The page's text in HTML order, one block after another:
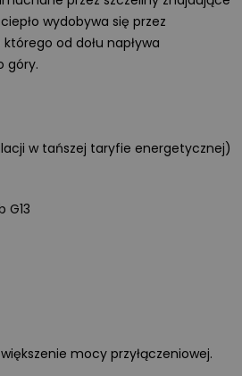
wydobywa się przez
od dołu napływa
góry.
w tańszej taryfie energetycznej)
G13
mocy przyłączeniowej.
ENERGIA ODNAWIALNA Przeczytano
Magazyny energii do fotowoltaiki
net-billingu oraz taryf
technologiczną ciekawostką, a
wskazujemy najczęstsze błędy
montażowe, które decydują